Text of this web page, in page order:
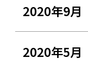
2020年9月
2020年5月